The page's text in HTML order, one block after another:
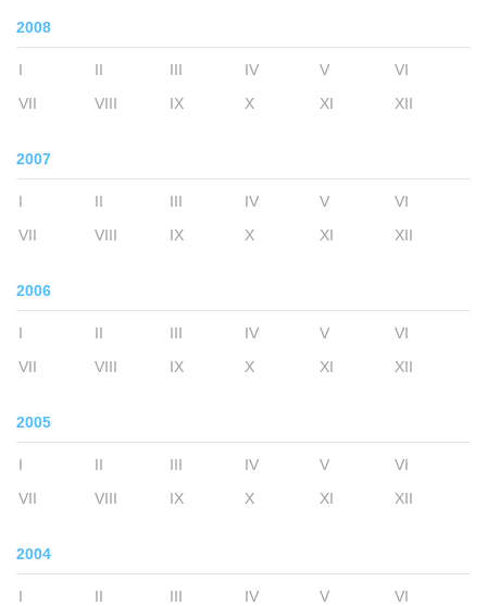
2008
I II III IV V
VI
VII
VIII IX X XI XII
2007
I II III IV V
VI
VII
VIII IX X XI XII
2006
I II III IV V
VI
VII
VIII IX X XI XII
2005
I II III IV V
VI
VII
VIII IX X XI XII
2004
I II III IV V
VI